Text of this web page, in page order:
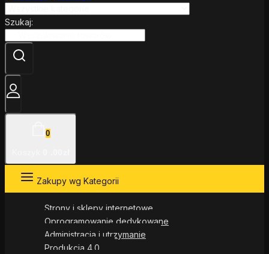
Szukaj:
0
Zakupy wg Kategorii
Strony i sklepy internetowe
Oprogramowanie dedykowane
Administracja i utrzymanie
Produkcja 4.0